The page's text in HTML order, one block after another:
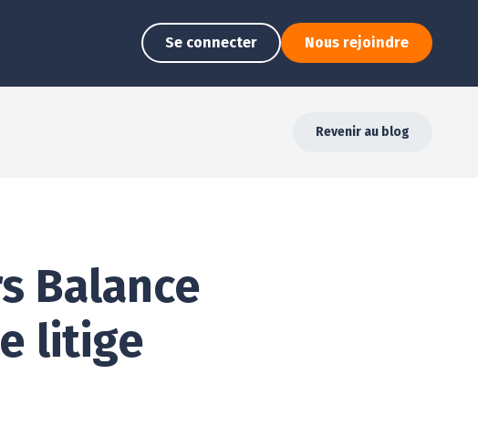
Se connecter Nous rejoindre
Revenir au blog
Balance
litige